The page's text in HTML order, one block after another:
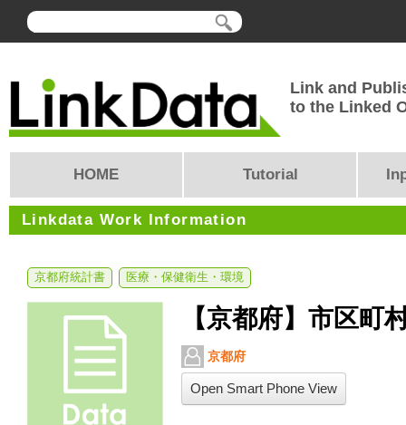
Link and
to the Linked
HOME Tutorial
Linkdata Work Information
京都府統計書 医療・保健衛生・環境
【京都府】市区町
京都府
Open Smart Phone View